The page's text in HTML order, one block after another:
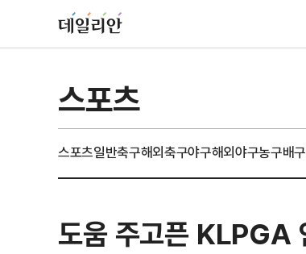
스포츠
스포츠일반축구해외축구야구해외야구농구배구
도움 주고픈 KLPGA